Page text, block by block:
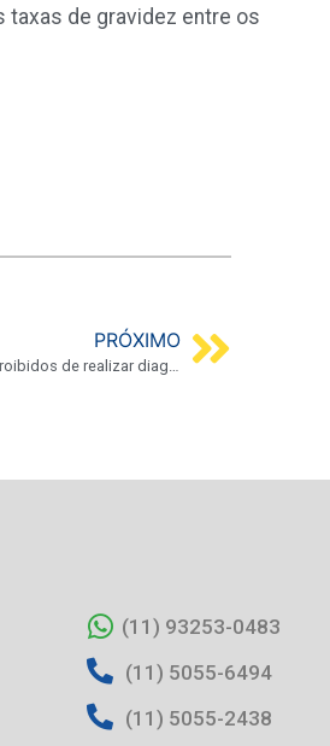
taxas de gravidez entre os
PRÓXIMO
Retificação – Enfermeiros estão proibidos de realizar diagnósticos e solicitar exames
(11) 93253-0483
(11) 5055-6494
(11) 5055-2438